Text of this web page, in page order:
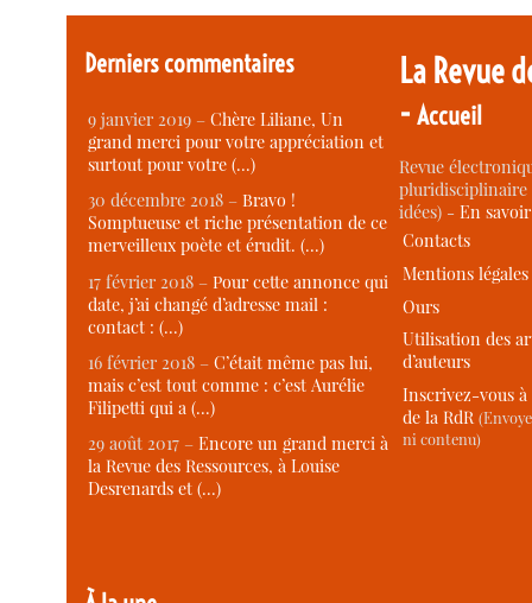
Derniers commentaires
9 janvier 2019 –Chère Liliane, Un
grand merci pour votre appréciation et
surtout pour votre (…)
30 décembre 2018 –Bravo !
Somptueuse et riche présentation de ce
merveilleux poète et érudit. (…)
17 février 2018 –Pour cette annonce qui
date, j’ai changé d’adresse mail :
contact : (…)
16 février 2018 –C’était même pas lui,
mais c’est tout comme : c’est Aurélie
Filipetti qui a (…)
29 août 2017 –Encore un grand merci à
la Revue des Ressources, à Louise
Desrenards et (…)
La Revue
-Accueil
Revue
idées) -En
Contacts
Mentions légales
Ours
Utilisation des
d’auteurs
Inscrivez-vous
de la RdR
ni contenu)